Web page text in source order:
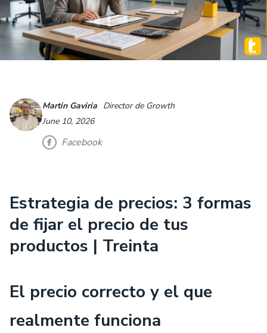
Martin Gaviria Director de Growth
June 10, 2026
Facebook
Estrategia de precios: 3 formas
de fijar el precio de tus
productos | Treinta
El precio correcto y el que
realmente funciona